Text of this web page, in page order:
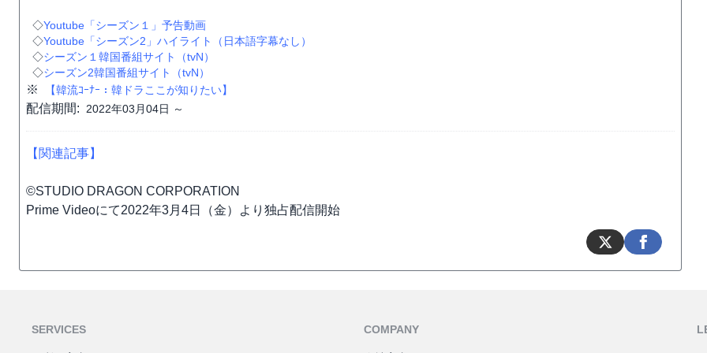
◇Youtube「シーズン１」予告動画
◇Youtube「シーズン2」ハイライト（日本語字幕なし）
◇シーズン１韓国番組サイト（tvN）
◇シーズン2韓国番組サイト（tvN）
※ 【韓流ｺｰﾅｰ：韓ドラここが知りたい】
配信期間: 2022年03月04日 ～
【関連記事】
©STUDIO DRAGON CORPORATION
Prime Videoにて2022年3月4日（金）より独占配信開始
SERVICES COMPANY